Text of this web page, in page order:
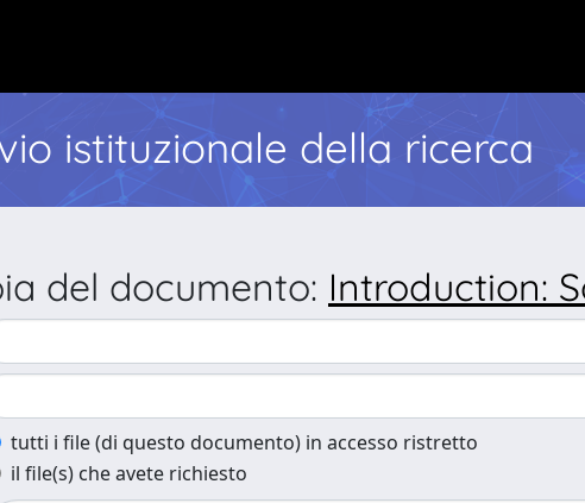
istituzionale della ricerca
del documento: Introduction:
tutti i file (di questo documento) in accesso ristretto
il file(s) che avete richiesto